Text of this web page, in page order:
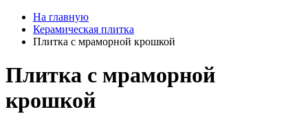
На главную
Керамическая плитка
Плитка с мраморной крошкой
Плитка с мраморной
крошкой